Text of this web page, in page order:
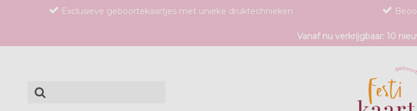
Exclusieve geboortekaartjes met unieke druktechnieken
Vanaf nu verkrijgbaar: 10